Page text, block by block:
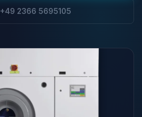
+49 2366 5695105